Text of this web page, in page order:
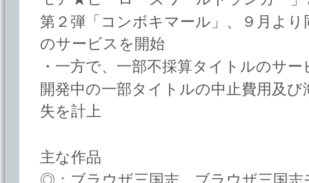
第２弾「コンボキマール」、９月よ
のサービスを開始
・一方で、一部不採算タイトルのサ
開発中の一部タイトルの中止費用及
失を計上
主な作品